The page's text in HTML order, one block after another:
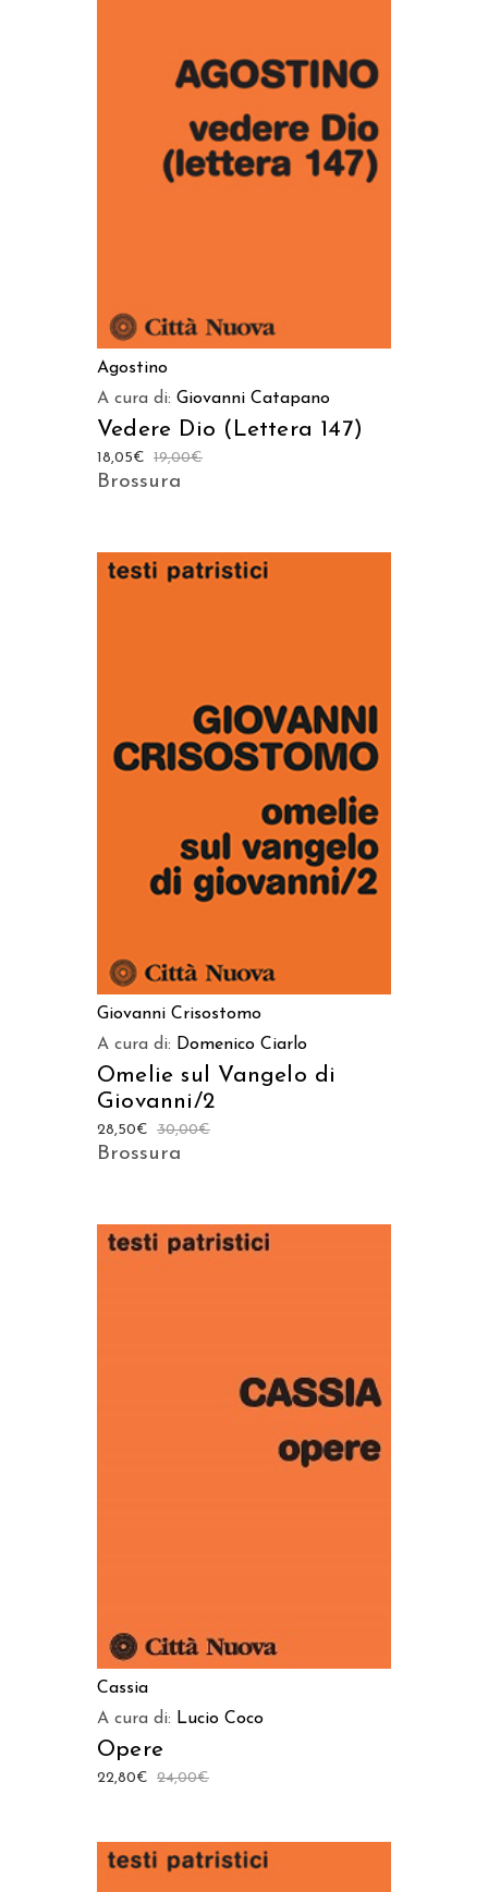
AGGIUNGI AL CARRELLO
Agostino
A cura di: Giovanni Catapano
Vedere Dio (Lettera 147)
19,00€
18,05€
Brossura
AGGIUNGI AL CARRELLO
Giovanni Crisostomo
A cura di: Domenico Ciarlo
Omelie sul Vangelo di
Giovanni/2
30,00€
28,50€
Brossura
AGGIUNGI AL CARRELLO
Cassia
A cura di: Lucio Coco
Opere
24,00€
22,80€